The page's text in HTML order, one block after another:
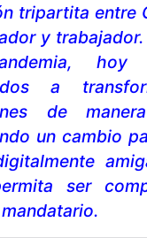
tripartita entre
y
hoy
a
de
un cambio
ser